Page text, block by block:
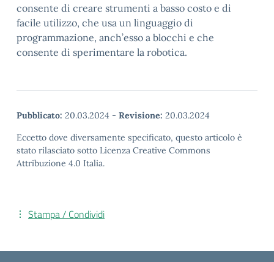
consente di creare strumenti a basso costo e di
facile utilizzo, che usa un linguaggio di
programmazione, anch’esso a blocchi e che
consente di sperimentare la robotica.
Pubblicato: 20.03.2024 - Revisione: 20.03.2024
Eccetto dove diversamente specificato, questo articolo è
stato rilasciato sotto Licenza Creative Commons
Attribuzione 4.0 Italia.
Stampa / Condividi